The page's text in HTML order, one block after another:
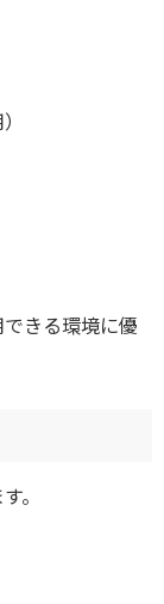
きる環境に優
。